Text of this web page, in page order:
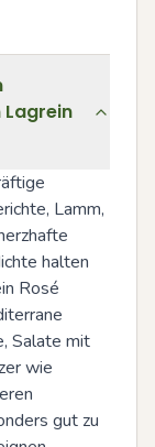
Lamm,
halten
Rosé
Salate mit
wie
gut zu